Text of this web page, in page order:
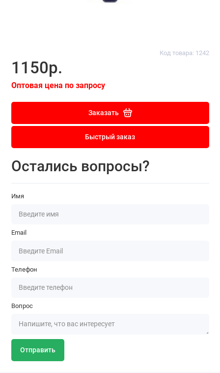
Код товара: 1242
1150р.
Оптовая цена по запросу
Заказать
Быстрый заказ
Остались вопросы?
Имя
Email
Телефон
Вопрос
Отправить